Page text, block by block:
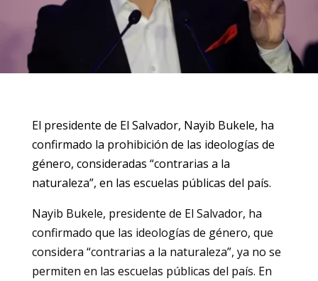
El presidente de El Salvador, Nayib Bukele, ha
confirmado la prohibición de las ideologías de
género, consideradas “contrarias a la
naturaleza”, en las escuelas públicas del país.
Nayib Bukele, presidente de El Salvador, ha
confirmado que las ideologías de género, que
considera “contrarias a la naturaleza”, ya no se
permiten en las escuelas públicas del país. En